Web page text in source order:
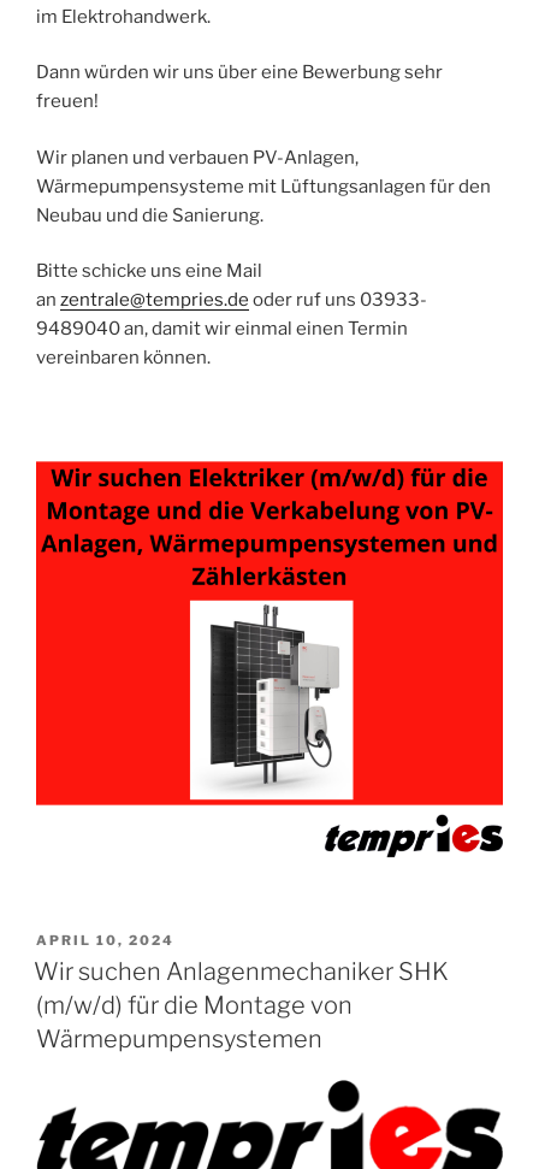
im Elektrohandwerk.
Dann würden wir uns über eine Bewerbung sehr
freuen!
Wir planen und verbauen PV-Anlagen,
Wärmepumpensysteme mit Lüftungsanlagen für den
Neubau und die Sanierung.
Bitte schicke uns eine Mail
an zentrale@tempries.de oder ruf uns 03933-
9489040 an, damit wir einmal einen Termin
vereinbaren können.
VERÖFFENTLICHT
AM
APRIL 10, 2024
Wir suchen Anlagenmechaniker SHK
(m/w/d) für die Montage von
Wärmepumpensystemen